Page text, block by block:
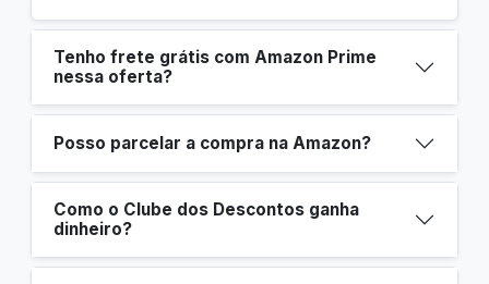
Tenho frete grátis com Amazon Prime
nessa oferta?
Posso parcelar a compra na Amazon?
Como o Clube dos Descontos ganha
dinheiro?